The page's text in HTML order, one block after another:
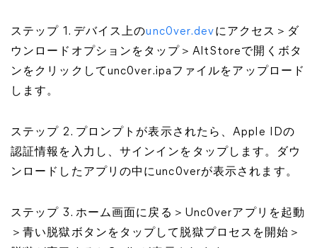
ステップ 1. デバイス上のunc0ver.devにアクセス＞ダ
ウンロードオプションをタップ＞AltStoreで開くボタ
ンをクリックしてunc0ver.ipaファイルをアップロード
します。
ステップ 2. プロンプトが表示されたら、Apple IDの
認証情報を入力し、サインインをタップします。ダウ
ンロードしたアプリの中にunc0verが表示されます。
ステップ 3. ホーム画面に戻る＞Unc0verアプリを起動
＞青い脱獄ボタンをタップして脱獄プロセスを開始＞